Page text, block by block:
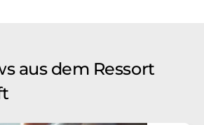
aus dem Ressort